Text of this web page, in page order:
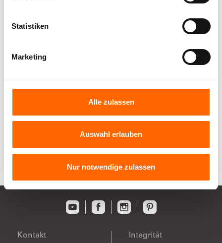
Statistiken
Marketing
Alle zulassen
Auswahl erlauben
Nur notwendige zulassen
DÄCHER VON PARIS - Romantisches
Taupe
Edelmatte Wandfarbe - Farbfamilie Braun
Kontakt Integrität